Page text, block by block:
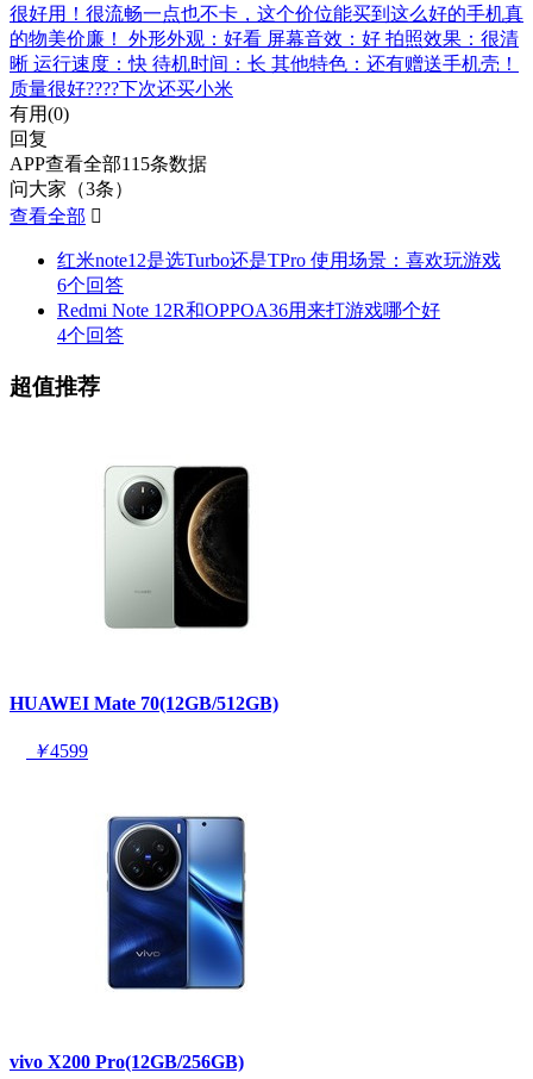
很好用！很流畅一点也不卡，这个价位能买到这么好的手机真
的物美价廉！ 外形外观：好看 屏幕音效：好 拍照效果：很清
晰 运行速度：快 待机时间：长 其他特色：还有赠送手机壳！
质量很好????下次还买小米
有用(0)
回复
APP查看全部115条数据
问大家（3条）
查看全部 
红米note12是选Turbo还是TPro 使用场景：喜欢玩游戏
6个回答
Redmi Note 12R和OPPOA36用来打游戏哪个好
4个回答
超值推荐
HUAWEI Mate 70(12GB/512GB)
￥4599
vivo X200 Pro(12GB/256GB)